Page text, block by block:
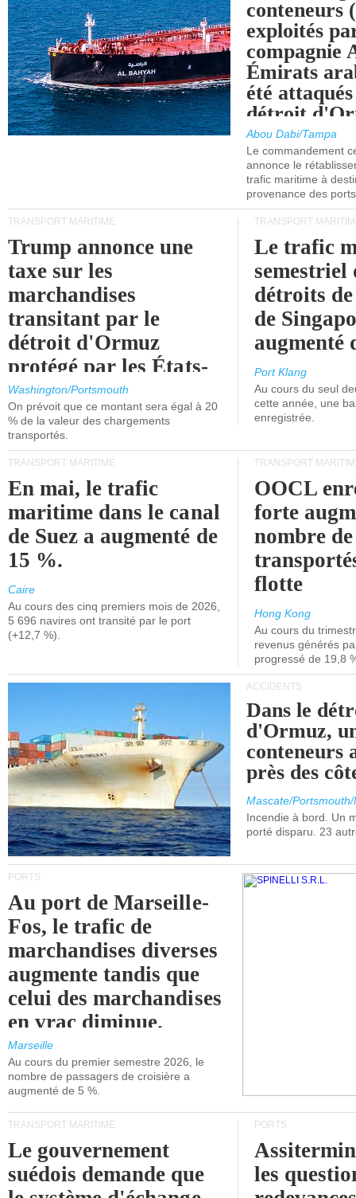
conteneurs
exploités
compagnie
Émirats
été
détroit
Abou Dabi/Tampa
Le commandement
annonce le
trafic maritime à
provenance des
TRANSPORT MARITIME
Trump annonce une
taxe sur les
marchandises
transitant par le
détroit d'Ormuz
protégé par les États-
Unis.
Washington/Portsmouth
On prévoit que ce montant sera égal à 20
% de la valeur des chargements
transportés.
TRANSPORT
Le trafic
semestriel
détroits
de
augmenté
Port Klang
Au cours du seul
cette année, une
enregistrée.
TRANSPORT MARITIME
En mai, le trafic
maritime dans le canal
de Suez a augmenté de
15 %.
Caire
Au cours des cinq premiers mois de 2026,
5 696 navires ont transité par le port
(+12,7 %).
TRANSPORT
OOCL
forte
nombre
flotte
Hong Kong
Au cours du
revenus générés
progressé de 19,8
ACCIDENTS
Dans le
d'Ormuz,
conteneurs
près des
Mascate/
Incendie à bord. Un
porté disparu. 23
PORTS
Au port de Marseille-
Fos, le trafic de
marchandises diverses
augmente tandis que
celui des marchandises
en vrac diminue.
Marseille
Au cours du premier semestre 2026, le
nombre de passagers de croisière a
augmenté de 5 %.
TRANSPORT MARITIME
Le gouvernement
suédois demande que
PORTS
les